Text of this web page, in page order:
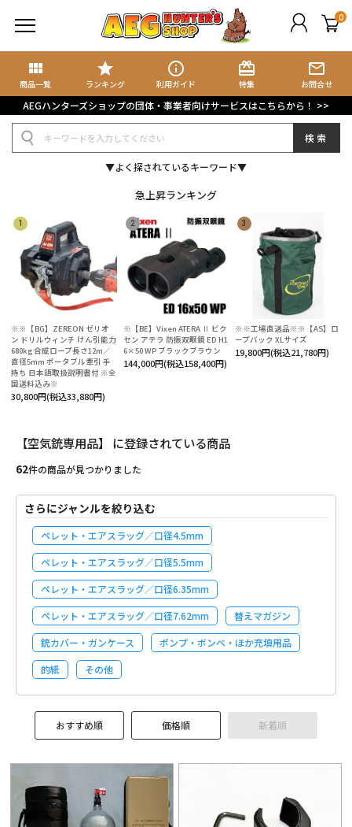
0
view_module
商品一覧
star
ランキング
info_outline
利用ガイド
card_giftcard
特集
mail_outline
お問合せ
AEGハンターズショップの団体・事業者向けサービスはこちらから！ >>
検索
▼よく探されているキーワード▼
品検索 ブログ検索
会員登録
ト
に入り
ップブログ
立ち情報
マガ登録
ゴリーから探す
ンドから探す
別で探す
方法について
・送料について
について
商取引法に基づく表記
急上昇ランキング
※※【BG】ZEREON ゼリオ
ン ドリルウィンチ けん引能力
680kg 合成ロープ長さ12m／
直径5mm ポータブル牽引 手
持ち 日本語取扱説明書付 ※全
国送料込み※
30,800円(税込33,880円)
※【BE】Vixen ATERA Ⅱ ビク
セン アテラ 防振双眼鏡 ED H1
6×50 WP ブラックブラウン
144,000円(税込158,400円)
※※工場直送品※※【AS】ロ
ープバック XLサイズ
19,800円(税込21,780円)
【空気銃専用品】 に登録されている商品
62件の商品が見つかりました
さらにジャンルを絞り込む
ペレット・エアスラッグ／口径4.5mm
ペレット・エアスラッグ／口径5.5mm
ペレット・エアスラッグ／口径6.35mm
ペレット・エアスラッグ／口径7.62mm
替えマガジン
銃カバー・ガンケース
ポンプ・ボンベ・ほか充填用品
的紙
その他
おすすめ順 価格順 新着順